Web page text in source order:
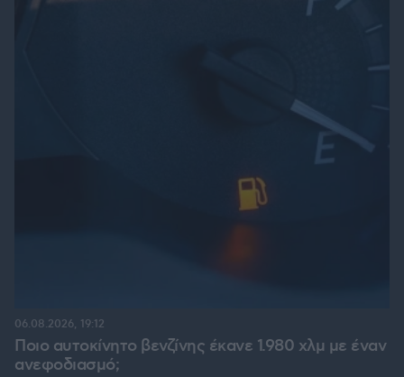
Ποιο αυτοκίνητο βενζίνης έκανε 1.980 χλμ με έναν
ανεφοδιασμό;
06.08.2026, 19:12